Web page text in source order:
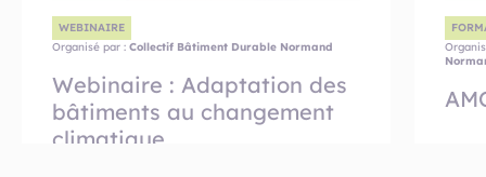
WEBINAIRE
Organisé par : Collectif Bâtiment Durable Normand
Webinaire : Adaptation des
bâtiments au changement
climatique